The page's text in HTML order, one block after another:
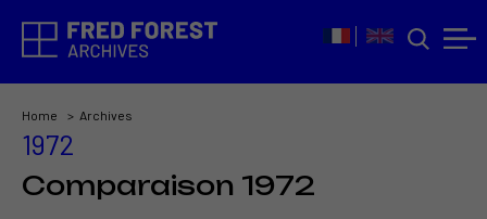
Home Archives
1972
Comparaison 1972